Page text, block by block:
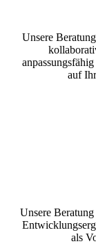
Unsere
auf
Unsere
als